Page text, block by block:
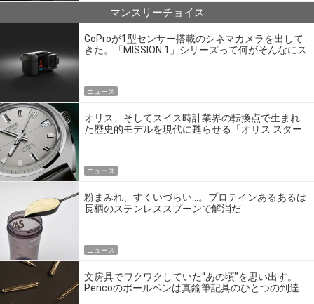
マンスリーチョイス
GoProが1型センサー搭載のシネマカメラを出して
きた。「MISSION 1」シリーズって何がそんなにス
ニュース
オリス、そしてスイス時計業界の転換点で生まれ
た歴史的モデルを現代に甦らせる「オリス スター
ニュース
粉まみれ、すくいづらい…。プロテインあるあるは
長柄のステンレススプーンで解消だ
ニュース
文房具でワクワクしていた“あの頃”を思い出す。
Pencoのボールペンは真鍮筆記具のひとつの到達